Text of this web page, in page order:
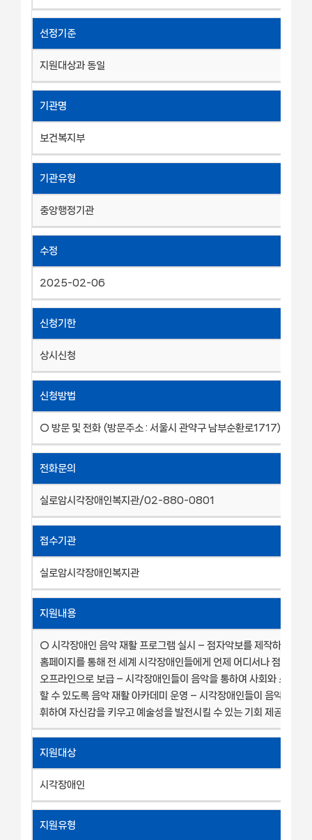
선정기준
지원대상과 동일
기관명
보건복지부
기관유형
중앙행정기관
수정
2025-02-06
신청기한
상시신청
신청방법
○ 방문 및 전화 (방문주소 : 서울시 관약구 남부순환로1717)
전화문의
실로암시각장애인복지관/02-880-0801
접수기관
실로암시각장애인복지관
지원내용
○ 시각장애인 음악 재활 프로그램 실시 – 점자악보를 제작하고, 음
홈페이지를 통해 전 세계 시각장애인들에게 언제 어디서나 점자악보
오프라인으로 보급 – 시각장애인들이 음악을 통하여 사회와 소통하
할 수 있도록 음악 재활 아카데미 운영 – 시각장애인들이 음악적 기
휘하여 자신감을 키우고 예술성을 발전시킬 수 있는 기회 제공 등
지원대상
시각장애인
지원유형